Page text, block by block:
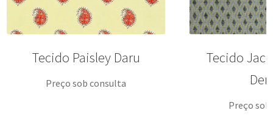
Tecido Paisley Daru
Preço sob consulta
Tecido
Preço